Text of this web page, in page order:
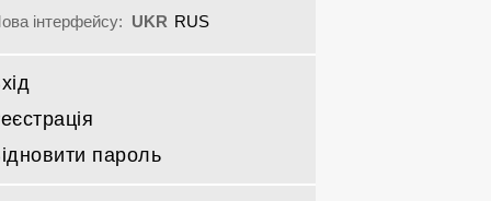
інтерфейсу: UKR RUS
пароль